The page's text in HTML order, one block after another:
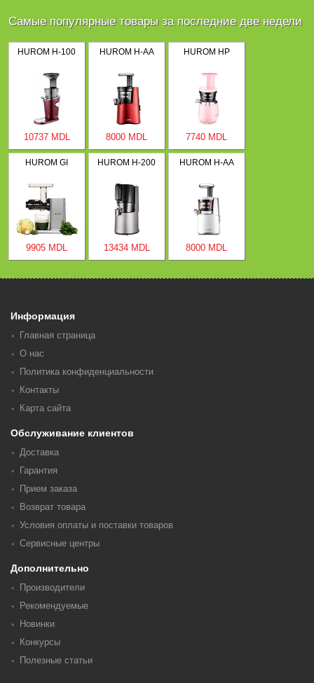
Самые популярные товары за последние две недели
HUROM H-100
10737 MDL
HUROM H-AA
8000 MDL
HUROM HP
7740 MDL
HUROM GI
9905 MDL
HUROM H-200
13434 MDL
HUROM H-AA
8000 MDL
Информация
Главная страница
О нас
Политика конфиденциальности
Контакты
Карта сайта
Обслуживание клиентов
Доставка
Гарантия
Прием заказа
Возврат товара
Условия оплаты и поставки товаров
Сервисные центры
Дополнительно
Производители
Рекомендуемые
Новинки
Конкурсы
Полезные статьи